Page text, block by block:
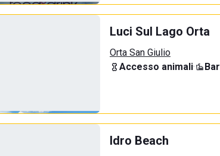
Luci Sul Lago Orta
Orta San Giulio
Accesso animali· Bar
Idro Beach